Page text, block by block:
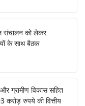
को लेकर
के साथ बैठक
ग्रामीण विकास सहित
रुपये की वित्तीय